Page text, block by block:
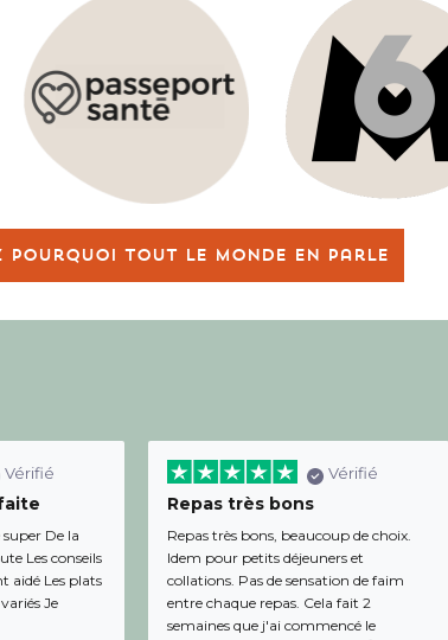
pourquoi tout le monde en parle
Vérifié
De la
Les conseils
aidé Les plats
Je
Vérifié
Repas très bons
Repas très bons, beaucoup de choix.
Idem pour petits déjeuners et
collations. Pas de sensation de faim
entre chaque repas. Cela fait 2
semaines que j'ai commencé le